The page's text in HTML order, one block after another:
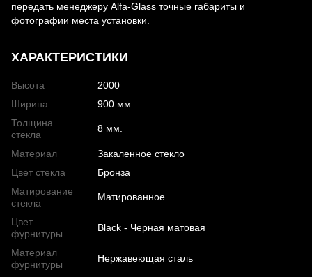
передать менеджеру Alfa-Glass точные габариты и
фотографии места установки.
ХАРАКТЕРИСТИКИ
Высота
2000
Ширина
900 мм
Толщина
стекла
8 мм.
Материал
Закаленное стекло
Цвет стекла
Бронза
Матирование
стекла
Матированное
Цвет
фурнитуры
Black - Черная матовая
Материал
фурнитуры
Нержавеющая сталь